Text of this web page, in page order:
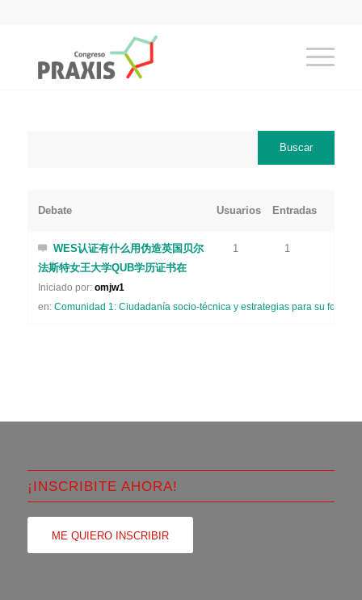
Debate Usuarios Entradas
WES认证有什么用伪造英国贝尔
法斯特女王大学QUB学历证书在
Iniciado por: omjw1
en: Comunidad 1: Ciudadanía socio-técnica y estrategias para su
1 1
¡INSCRIBITE AHORA!
ME QUIERO INSCRIBIR